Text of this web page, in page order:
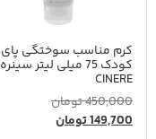
کرم مناسب سوختگی پای
کودک 75 میلی لیتر سینره
CINERE
450,000تومان
149,700تومان